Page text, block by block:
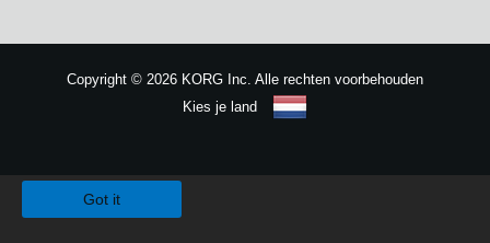
Copyright © 2026 KORG Inc. Alle rechten voorbehouden
Kies je land
Got it